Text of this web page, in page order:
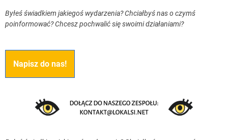
Byłeś świadkiem jakiegoś wydarzenia? Chciałbyś nas o czymś
poinformować? Chcesz pochwalić się swoimi działaniami?
Napisz do nas!